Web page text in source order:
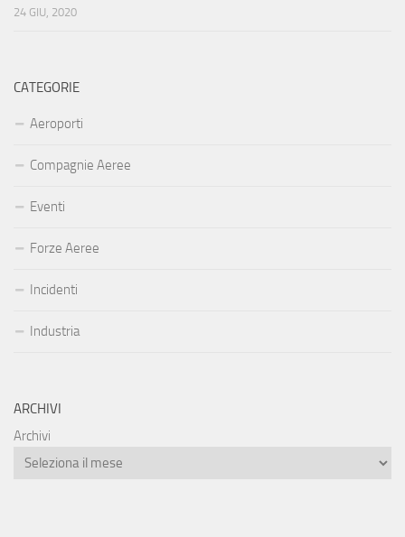
24 GIU, 2020
CATEGORIE
Aeroporti
Compagnie Aeree
Eventi
Forze Aeree
Incidenti
Industria
ARCHIVI
Archivi